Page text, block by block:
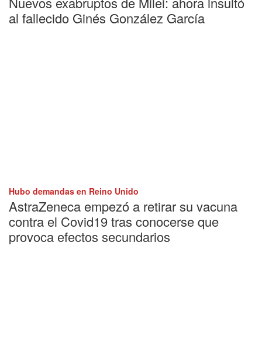
al fallecido Ginés González García
Hubo demandas en Reino Unido
AstraZeneca empezó a retirar su vacuna
contra el Covid19 tras conocerse que
provoca efectos secundarios